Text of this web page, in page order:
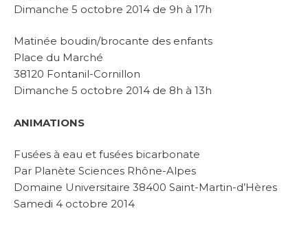
Dimanche 5 octobre 2014 de 9h à 17h
Matinée boudin/brocante des enfants
Place du Marché
38120 Fontanil-Cornillon
Dimanche 5 octobre 2014 de 8h à 13h
ANIMATIONS
Fusées à eau et fusées bicarbonate
Par Planète Sciences Rhône-Alpes
Domaine Universitaire 38400 Saint-Martin-d’Hères
Samedi 4 octobre 2014